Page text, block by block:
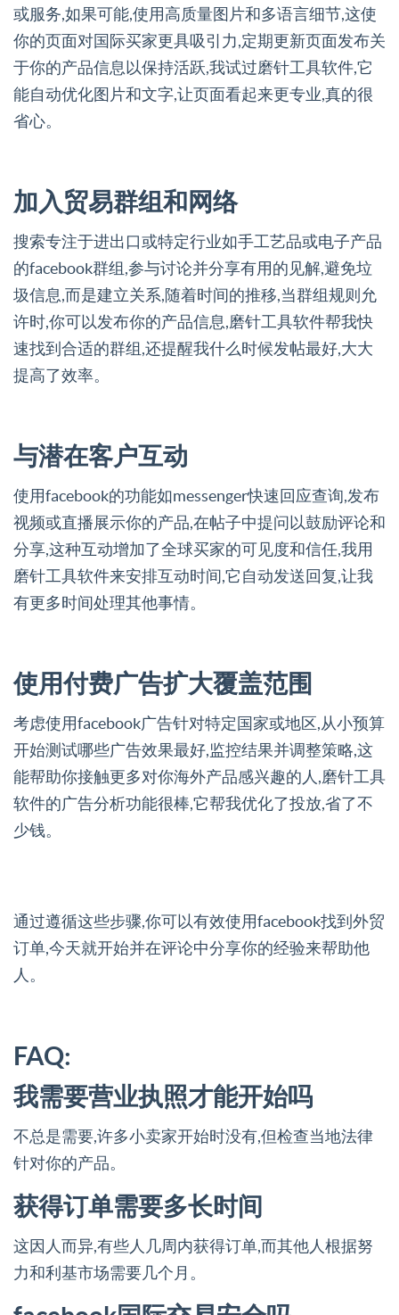
或服务,如果可能,使用高质量图片和多语言细节,这使
你的页面对国际买家更具吸引力,定期更新页面发布关
于你的产品信息以保持活跃,我试过磨针工具软件,它
能自动优化图片和文字,让页面看起来更专业,真的很
省心。
加入贸易群组和网络
搜索专注于进出口或特定行业如手工艺品或电子产品
的facebook群组,参与讨论并分享有用的见解,避免垃
圾信息,而是建立关系,随着时间的推移,当群组规则允
许时,你可以发布你的产品信息,磨针工具软件帮我快
速找到合适的群组,还提醒我什么时候发帖最好,大大
提高了效率。
与潜在客户互动
使用facebook的功能如messenger快速回应查询,发布
视频或直播展示你的产品,在帖子中提问以鼓励评论和
分享,这种互动增加了全球买家的可见度和信任,我用
磨针工具软件来安排互动时间,它自动发送回复,让我
有更多时间处理其他事情。
使用付费广告扩大覆盖范围
考虑使用facebook广告针对特定国家或地区,从小预算
开始测试哪些广告效果最好,监控结果并调整策略,这
能帮助你接触更多对你海外产品感兴趣的人,磨针工具
软件的广告分析功能很棒,它帮我优化了投放,省了不
少钱。
通过遵循这些步骤,你可以有效使用facebook找到外贸
订单,今天就开始并在评论中分享你的经验来帮助他
人。
FAQ:
我需要营业执照才能开始吗
不总是需要,许多小卖家开始时没有,但检查当地法律
针对你的产品。
获得订单需要多长时间
这因人而异,有些人几周内获得订单,而其他人根据努
力和利基市场需要几个月。